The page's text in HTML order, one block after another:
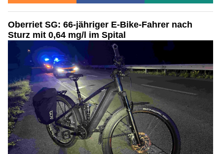
Oberriet SG: 66-jähriger E-Bike-Fahrer nach
Sturz mit 0,64 mg/l im Spital